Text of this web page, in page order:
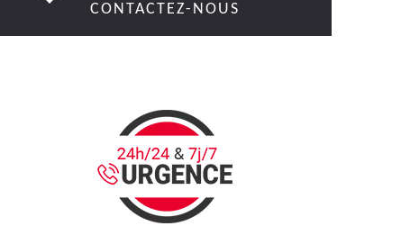
CONTACTEZ-NOUS